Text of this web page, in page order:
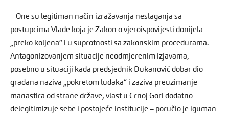
– One su legitiman način izražavanja neslaganja sa
postupcima Vlade koja je Zakon o vjeroispovijesti donijela
„preko koljena“ i u suprotnosti sa zakonskim procedurama.
Antagonizovanjem situacije neodmjerenim izjavama,
posebno u situaciji kada predsjednik Đukanović dobar dio
građana naziva „pokretom ludaka“ i zaziva preuzimanje
manastira od strane države, vlast u Crnoj Gori dodatno
delegitimizuje sebe i postojeće institucije – poručio je iguman